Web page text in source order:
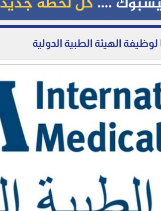
الهيئة الطبية الدولية